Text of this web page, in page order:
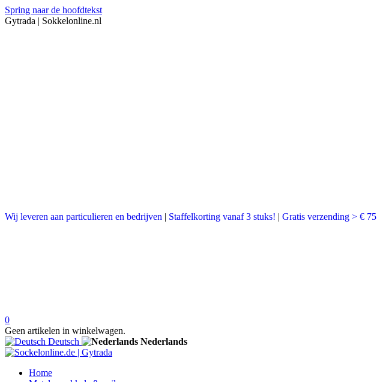
Spring naar de hoofdtekst
Gytrada | Sokkelonline.nl
Wij leveren aan particulieren en bedrijven | Staffelkorting vanaf 3 stuks! | Gratis verzending > € 75
0
Geen artikelen in winkelwagen.
Deutsch
Nederlands
Home